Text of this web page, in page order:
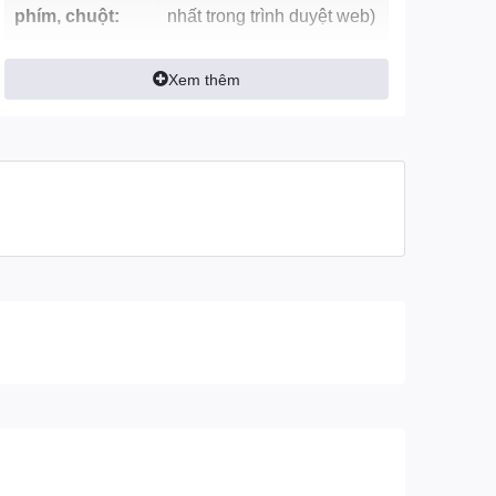
phím, chuột:
nhất trong trình duyệt web)
Tìm kiếm giọng nói
bằng Tiếng Việt
Nâng cấp chất lượng
Xem thêm